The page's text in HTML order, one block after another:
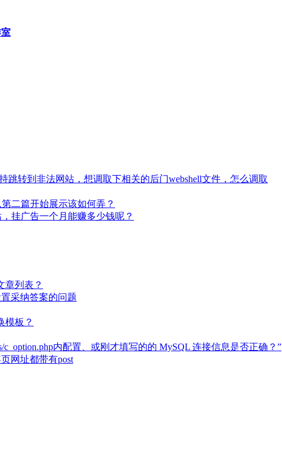
跳转到非法网站，想调取下相关的后门webshell文件，怎么调取
二篇开始展示该如何弄？
挂广告一个月能赚多少钱呢？
章列表？
采纳答案的问题
模板？
c_option.php内配置、或刚才填写的的 MySQL 连接信息是否正确？”
网址都带有post